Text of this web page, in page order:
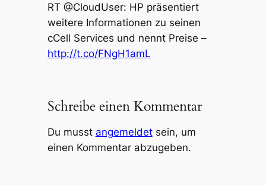
RT @CloudUser: HP präsentiert
weitere Informationen zu seinen
cCell Services und nennt Preise –
http://t.co/FNgH1amL
Schreibe einen Kommentar
Du musst angemeldetsein, um
einen Kommentar abzugeben.